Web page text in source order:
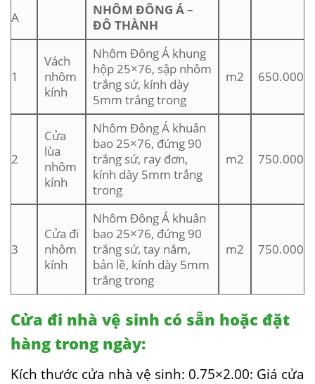
A
NHÔM ĐÔNG Á –
ĐÔ THÀNH
1
Vách
nhôm
kính
Nhôm Đông Á khung
hộp 25×76, sập nhôm
trắng sứ, kính dày
5mm trắng trong
m2 650.000
2
Cửa
lùa
nhôm
kính
Nhôm Đông Á khuân
bao 25×76, đứng 90
trắng sứ, ray đơn,
kính dày 5mm trắng
trong
m2 750.000
3
Cửa đi
nhôm
kính
Nhôm Đông Á khuân
bao 25×76, đứng 90
trắng sứ, tay nắm,
bản lề, kính dày 5mm
trắng trong
m2 750.000
Cửa đi nhà vệ sinh có sẵn hoặc đặt
hàng trong ngày:
Kích thước cửa nhà vệ sinh: 0.75×2.00: Giá cửa